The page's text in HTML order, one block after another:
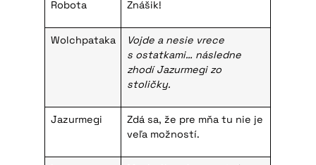
Robota Znášik!
Wolchpataka
Vojde a nesie vrece
s ostatkami… následne
zhodí Jazurmegi zo
stoličky.
Jazurmegi
Zdá sa, že pre mňa tu nie je
veľa možností.